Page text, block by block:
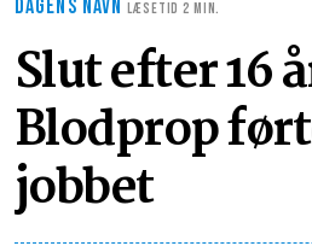
DAGENS NAVNLÆSETID 2 MIN.
Slut efter 16
Blodprop
jobbet